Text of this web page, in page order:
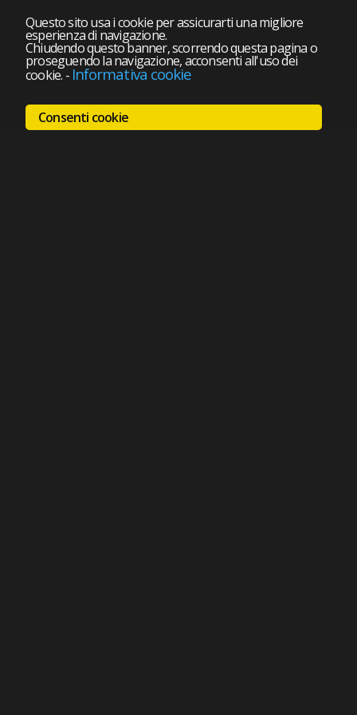
Questo sito usa i cookie per assicurarti una migliore
esperienza di navigazione.
Chiudendo questo banner, scorrendo questa pagina o
proseguendo la navigazione, acconsenti all'uso dei
cookie. - Informativa cookie
Consenti cookie